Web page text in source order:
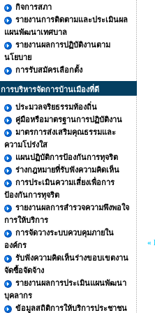
กิจการสภา
รายงานการติดตามและประเมินผล
แผนพัฒนาเทศบาล
รายงานผลการปฏิบัติงานตาม
นโยบาย
การรับสมัครเลือกตั้ง
การบริหารจัดการบ้านเมืองที่ดี
ประมวลจริยธรรมท้องถิ่น
คู่มือหรือมาตรฐานการปฏิบัติงาน
มาตรการส่งเสริมคุณธรรมและ
ความโปร่งใส
แผนปฏิบัติการป้องกันการทุจริต
ร่างกฎหมายที่รับฟังความคิดเห็น
การประเมินความเสี่ยงเพื่อการ
ป้องกันการทุจริต
รายงานผลการสำรวจความพึงพอใจ
การให้บริการ
การจัดวางระบบควบคุมภายใน
องค์กร
รับฟังความคิดเห็นร่างขอบเขตงาน
จัดซื้อจัดจ้าง
รายงานผลการประเมินแผนพัฒนา
บุคลากร
ข้อมูลสถิติการให้บริการประชาชน
«